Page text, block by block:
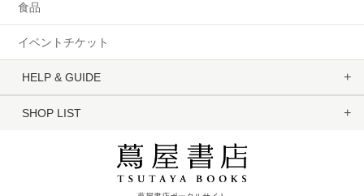
食品
イベントチケット
HELP & GUIDE
SHOP LIST